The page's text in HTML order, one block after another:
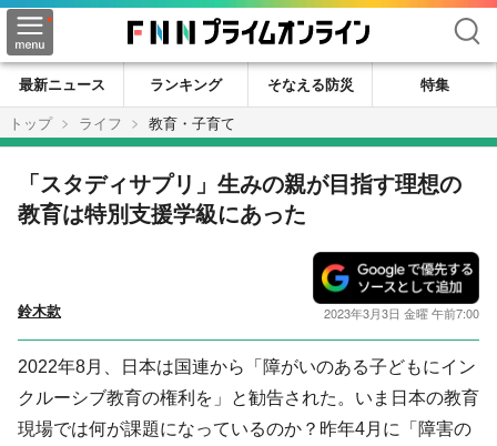
検索
最新ニュース ランキング そなえる防災
特集
トップ
ライフ 教育・子育て
「スタディサプリ」生みの親が目指す理想の
教育は特別支援学級にあった
鈴木款 2023年3月3日 金曜 午前7:00
2022年8月、日本は国連から「障がいのある子どもにイン
クルーシブ教育の権利を」と勧告された。いま日本の教育
現場では何が課題になっているのか？昨年4月に「障害の